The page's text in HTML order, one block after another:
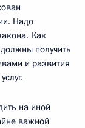
Надо
Как
получить
и развития
на иной
важной